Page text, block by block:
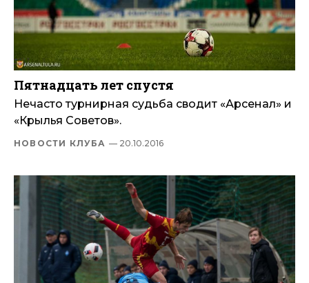
Пятнадцать лет спустя
Нечасто турнирная судьба сводит «Арсенал» и
«Крылья Советов».
НОВОСТИ КЛУБА — 20.10.2016